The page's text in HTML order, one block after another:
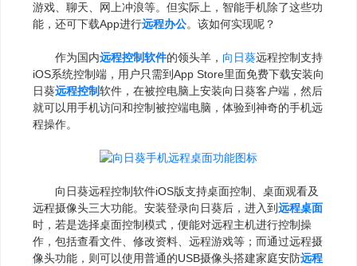
游戏、聊天、网上冲浪等。但实际上，智能手机除了这些功
能，还可下载App进行远程办公。该如何实现呢？
作为国内远程控制软件的领头羊， 向日葵远程控制支持
iOS系统控制端，用户只需到App Store里面免费下载安装向
日葵远程控制软件，在被控电脑上安装向日葵客户端，然后
就可以用手机访问和控制被控端电脑，体验到神奇的手机远
程操作。
向日葵远程控制软件iOS版支持桌面控制、桌面观看及
远程摄像头三大功能。安装登录向日葵后，进入到远程桌面
时，若是选择桌面控制模式，便能对远程主机进行控制操
作，包括查看文件、修改资料、远程游戏等；而通过远程摄
像头功能，则可以使用普通的USB摄像头搭建家庭安防远程